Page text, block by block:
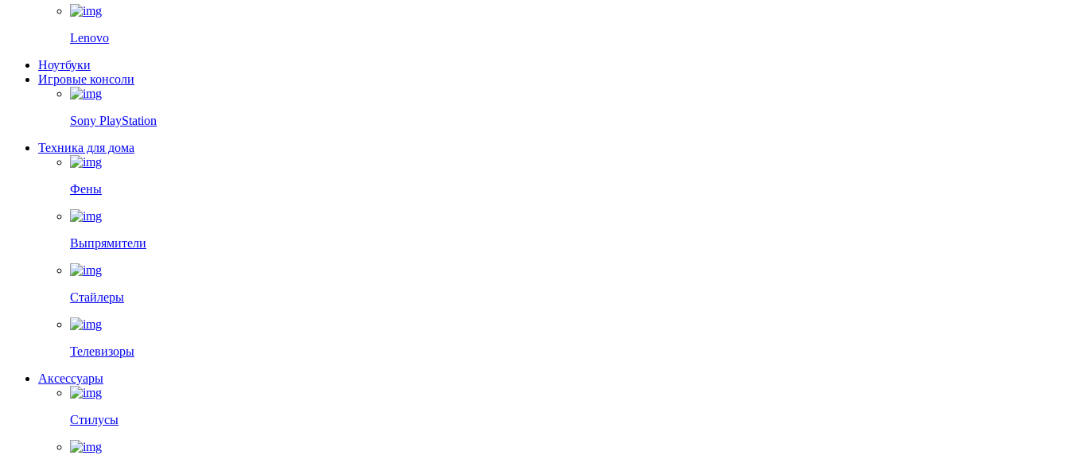
Lenovo
Ноутбуки
Игровые консоли
Sony PlayStation
Техника для дома
Фены
Выпрямители
Стайлеры
Телевизоры
Аксессуары
Стилусы